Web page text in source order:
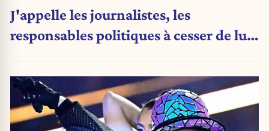
J'appelle les journalistes, les
responsables politiques à cesser de lui